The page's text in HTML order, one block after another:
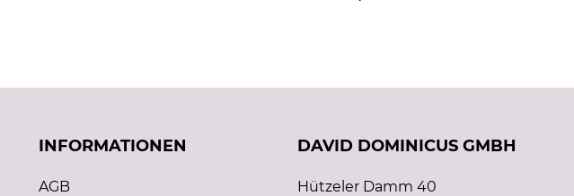
INFORMATIONEN
AGB
DAVID DOMINICUS GMBH
Hützeler Damm 40